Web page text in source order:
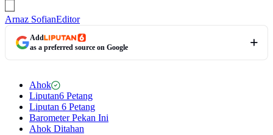
Arnaz SofianEditor
Add
as a preferred source on Google
Ahok
Liputan6 Petang
Liputan 6 Petang
Barometer Pekan Ini
Ahok Ditahan